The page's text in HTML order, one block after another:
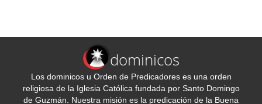
dominicos
Los dominicos u Orden de Predicadores es una orden
religiosa de la Iglesia Católica fundada por Santo Domingo
de Guzmán. Nuestra misión es la predicación de la Buena